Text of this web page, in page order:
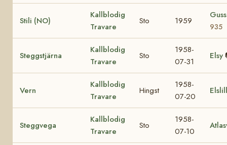
Stili (NO)
Kallblodig
Travare
Sto 1959
935
Steggstjärna
Kallblodig
Travare
Sto
1958-
07-31
Elsy
Vern
Kallblodig
Travare
Hingst
1958-
07-20
Elslill
Steggvega
Kallblodig
Travare
Sto
1958-
07-10